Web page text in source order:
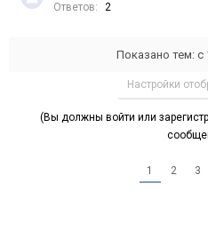
Ответов:
2
Показано тем: с
Настройки
(Вы должны войти или
1 2 3